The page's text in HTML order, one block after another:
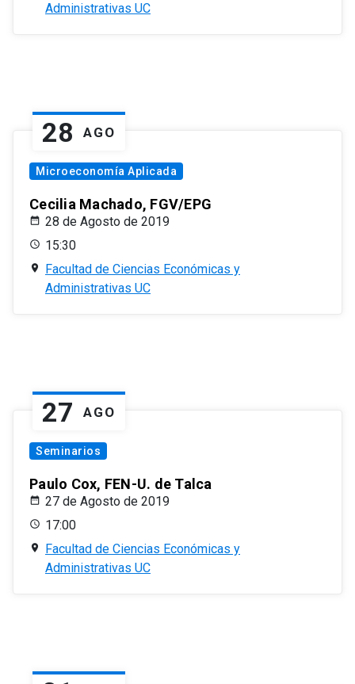
Administrativas UC
28 AGO
Microeconomía Aplicada
Cecilia Machado, FGV/EPG
28 de Agosto de 2019
15:30
Facultad de Ciencias Económicas y
Administrativas UC
27 AGO
Seminarios
Paulo Cox, FEN-U. de Talca
27 de Agosto de 2019
17:00
Facultad de Ciencias Económicas y
Administrativas UC